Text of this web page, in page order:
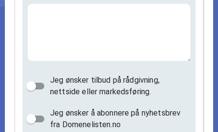
Jeg ønsker tilbud på rådgivning,
nettside eller markedsføring.
Jeg ønsker å abonnere på nyhetsbrev
fra Domenelisten.no